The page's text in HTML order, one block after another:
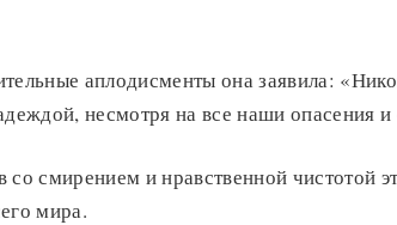
аплодисменты она заявила:
несмотря на все наши опасения
смирением и нравственной чистотой
мира.